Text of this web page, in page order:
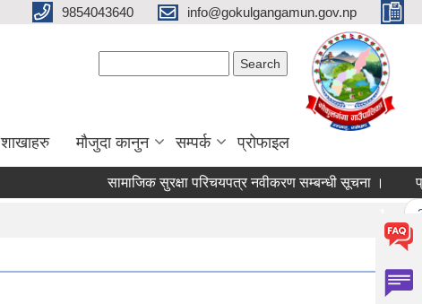
9854043640 info@gokulgangamun.gov.np
शाखाहरु मौजुदा कानुन सम्पर्क प्रोफाइल
सामाजिक सुरक्षा परिचयपत्र नवीकरण सम्बन्धी सूचना ।